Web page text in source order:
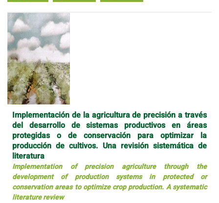
Implementación de la agricultura de precisión a través
del desarrollo de sistemas productivos en áreas
protegidas o de conservación para optimizar la
producción de cultivos. Una revisión sistemática de
literatura
Implementation of precision agriculture through the
development of production systems in protected or
conservation areas to optimize crop production. A systematic
literature review